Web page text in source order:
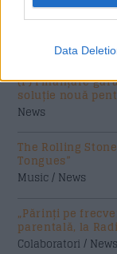
Data
Costumul alb
Music / News
(P) Finanțare
soluție nouă
News
The Rolling
Tongues”
Music / News
„Părinți pe
parentală, la
Colaboratori / News